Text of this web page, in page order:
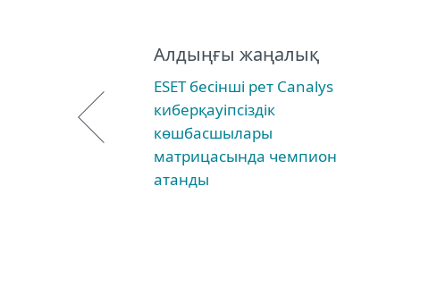
Алдыңғы жаңалық
ESET бесінші рет Canalys
киберқауіпсіздік
көшбасшылары
матрицасында чемпион
атанды